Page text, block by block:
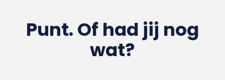
Punt. Of had jij nog
wat?